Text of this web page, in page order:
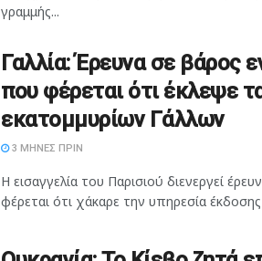
γραμμής...
Γαλλία: Έρευνα σε βάρος
που φέρεται ότι έκλεψε
εκατομμυρίων Γάλλων
3 ΜΉΝΕΣ ΠΡΙΝ
Η εισαγγελία του Παρισιού διενεργεί
φέρεται ότι χάκαρε την υπηρεσία